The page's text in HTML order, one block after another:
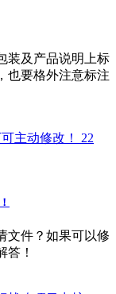
装及产品说明上标
也要格外注意标注
22
文件？如果可以修
答！